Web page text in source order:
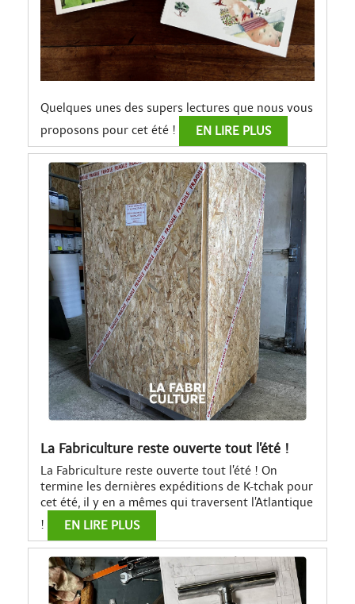
Quelques unes des supers lectures que nous vous
proposons pour cet été !
EN LIRE PLUS
La Fabriculture reste ouverte tout l’été !
La Fabriculture reste ouverte tout l’été ! On
termine les dernières expéditions de K-tchak pour
cet été, il y en a mêmes qui traversent l’Atlantique
!
EN LIRE PLUS